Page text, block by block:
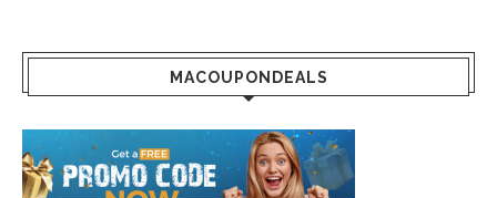
MACOUPONDEALS